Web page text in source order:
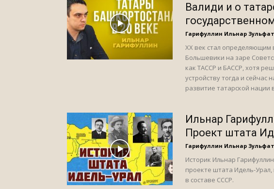
Валиди и о
Гарифуллин Ильнар
XX век стал определяющим
Большевики на заре
как ТАССР и БАССР, хотя
устройству тогда и
развитие татарской нации
Ильнар
Проект штата
Гарифуллин Ильнар
Историк Ильнар
проекте штата Идель-Урал,
в составе СССР.